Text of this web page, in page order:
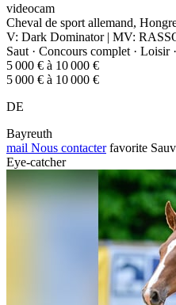
videocam
Cheval de sport allemand,
V: Dark Dominator | MV:
Saut · Concours complet · Loisir
5 000 € à 10 000 €
5 000 € à 10 000 €
DE
Bayreuth
mail Nous contacter favorite
Eye-catcher